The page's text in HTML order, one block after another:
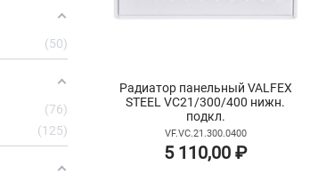
Радиатор панельный VALFEX
STEEL VC21/300/400 нижн.
подкл.
VF.VC.21.300.0400
5 110,00 ₽
50
76
125